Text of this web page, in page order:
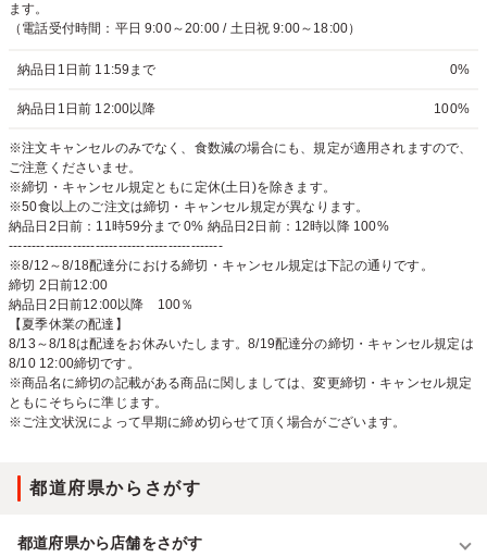
ます。
（電話受付時間：平日 9:00～20:00 / 土日祝 9:00～18:00）
納品日1日前 11:59まで 0%
納品日1日前 12:00以降 100%
※注文キャンセルのみでなく、食数減の場合にも、規定が適用されますので、
ご注意くださいませ。
※締切・キャンセル規定ともに定休(土日)を除きます。
※50食以上のご注文は締切・キャンセル規定が異なります。
納品日2日前：11時59分まで 0% 納品日2日前：12時以降 100%
-----------------------------------------------
※8/12～8/18配達分における締切・キャンセル規定は下記の通りです。
締切 2日前12:00
納品日2日前12:00以降 100％
【夏季休業の配達】
8/13～8/18は配達をお休みいたします。8/19配達分の締切・キャンセル規定は
8/10 12:00締切です。
※商品名に締切の記載がある商品に関しましては、変更締切・キャンセル規定
ともにそちらに準じます。
※ご注文状況によって早期に締め切らせて頂く場合がございます。
都道府県からさがす
都道府県から店舗をさがす